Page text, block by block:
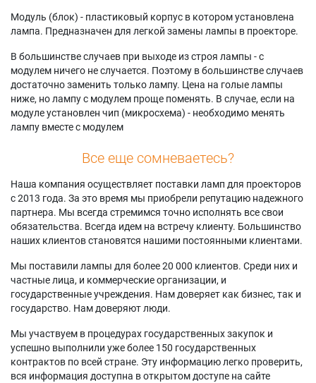
Модуль (блок) - пластиковый корпус в котором установлена
лампа. Предназначен для легкой замены лампы в проекторе.
В большинстве случаев при выходе из строя лампы - с
модулем ничего не случается. Поэтому в большинстве случаев
достаточно заменить только лампу. Цена на голые лампы
ниже, но лампу с модулем проще поменять. В случае, если на
модуле установлен чип (микросхема) - необходимо менять
лампу вместе с модулем
Все еще сомневаетесь?
Наша компания осуществляет поставки ламп для проекторов
с 2013 года. За это время мы приобрели репутацию надежного
партнера. Мы всегда стремимся точно исполнять все свои
обязательства. Всегда идем на встречу клиенту. Большинство
наших клиентов становятся нашими постоянными клиентами.
Мы поставили лампы для более 20 000 клиентов. Среди них и
частные лица, и коммерческие организации, и
государственные учреждения. Нам доверяет как бизнес, так и
государство. Нам доверяют люди.
Мы участвуем в процедурах государственных закупок и
успешно выполнили уже более 150 государственных
контрактов по всей стране. Эту информацию легко проверить,
вся информация доступна в открытом доступе на сайте